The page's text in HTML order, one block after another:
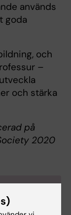
används
goda
och
–
och stärka
på
2020
för